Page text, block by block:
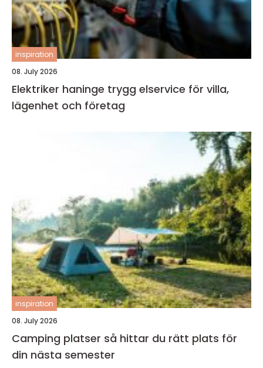
inspiration
08. July 2026
Elektriker haninge trygg elservice för villa,
lägenhet och företag
inspiration
08. July 2026
Camping platser så hittar du rätt plats för
din nästa semester